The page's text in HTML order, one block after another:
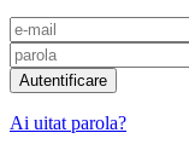
Ai uitat parola?